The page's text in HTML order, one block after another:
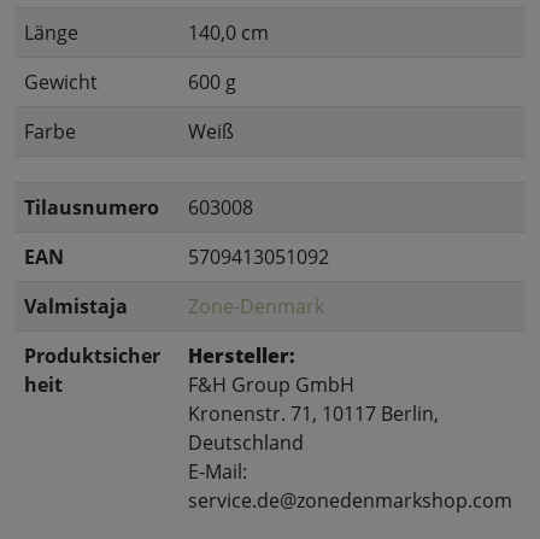
Länge
140,0 cm
Gewicht
600 g
Farbe
Weiß
Tilausnumero
603008
EAN
5709413051092
Valmistaja
Zone-Denmark
Produktsicher
heit
Hersteller:
F&H Group GmbH
Kronenstr. 71, 10117 Berlin,
Deutschland
E-Mail:
service.de@zonedenmarkshop.com